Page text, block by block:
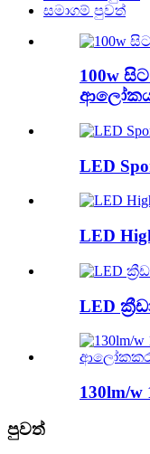
සමාගම් පුවත්
100w
LED
LED
LED
130lm/w
පුවත්